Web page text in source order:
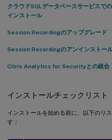
クラウドSQLデータベースサービス
インストール
Session Recordingのアップグレード
Session Recordingのアンインストー
Citrix Analytics for Securityとの統合
インストールチェックリスト
インストールを始める前に、以下のリ
す：
Session Recordingサーバーを